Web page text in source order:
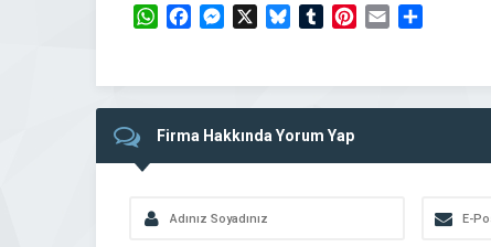
WhatsAppFacebookMessengerBlueskyTumblrPinterest
Email
Firma Hakkında Yorum Yap